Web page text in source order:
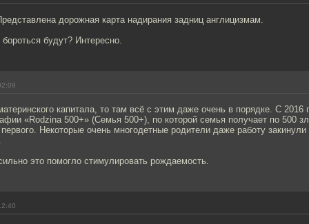
дорожная карта надирания задниц англицизмам.
будут? Интересно.
капитала, то там всё с этим даже очень в порядке. С 2016
«Rodzina 500+» (Семья 500+), по которой семья получает по 500
Некоторые очень многодетные родители даже работу
это помогло стимулировать рождаемость.